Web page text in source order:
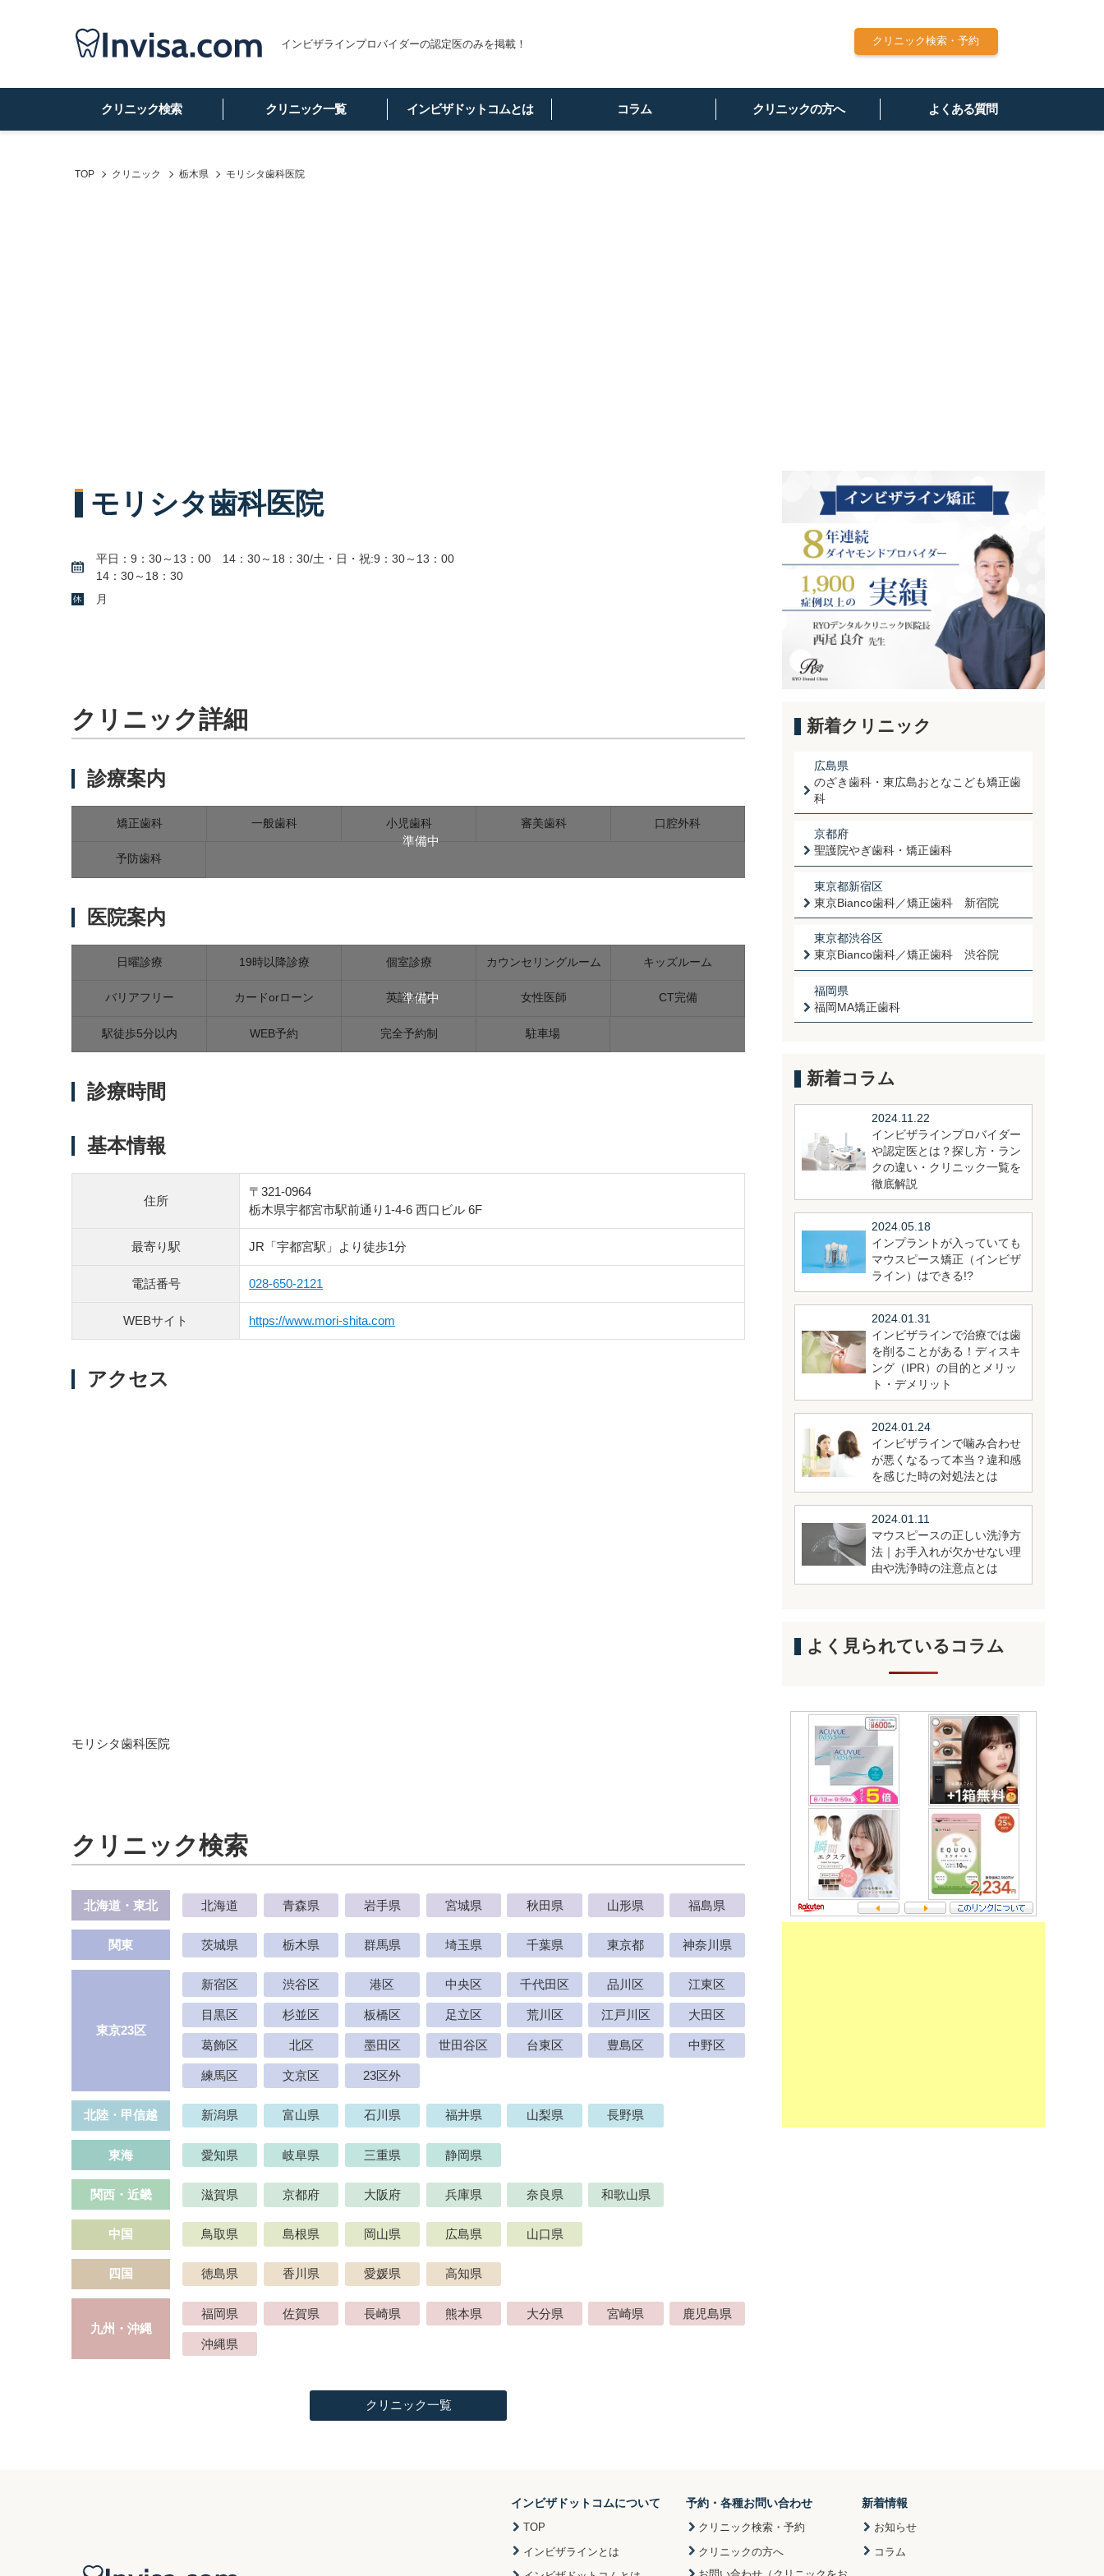
インビザラインプロバイダーの認定医のみを掲載！
クリニック検索 クリニック一覧 インビザドットコムとは コラム クリニックの方へ よくある質問
クリニック検索・予約
TOP クリニック 栃木県 モリシタ歯科医院
モリシタ歯科医院
平日：9：30～13：00 14：30～18：30/土・日・祝:9：30～13：00
14：30～18：30
月
クリニック詳細
診療案内
準備中
矯正歯科 一般歯科 小児歯科 審美歯科 口腔外科
予防歯科
医院案内
準備中
日曜診療 19時以降診療 個室診療 カウンセリングルーム キッズルーム
バリアフリー カードorローン 英語対応 女性医師 CT完備
駅徒歩5分以内 WEB予約 完全予約制 駐車場
診療時間
基本情報
住所
〒321-0964
栃木県宇都宮市駅前通り1-4-6 西口ビル 6F
最寄り駅 JR「宇都宮駅」より徒歩1分
電話番号 028-650-2121
WEBサイト https://www.mori-shita.com
アクセス
モリシタ歯科医院
クリニック検索
北海道・東北 北海道 青森県 岩手県 宮城県 秋田県 山形県 福島県
関東 茨城県 栃木県 群馬県 埼玉県 千葉県 東京都 神奈川県
東京23区
新宿区 渋谷区 港区 中央区 千代田区 品川区 江東区
目黒区 杉並区 板橋区 足立区 荒川区 江戸川区 大田区
葛飾区 北区 墨田区 世田谷区 台東区 豊島区 中野区
練馬区 文京区 23区外
北陸・甲信越 新潟県 富山県 石川県 福井県 山梨県 長野県
東海 愛知県 岐阜県 三重県 静岡県
関西・近畿 滋賀県 京都府 大阪府 兵庫県 奈良県 和歌山県
中国 鳥取県 島根県 岡山県 広島県 山口県
四国 徳島県 香川県 愛媛県 高知県
九州・沖縄
福岡県 佐賀県 長崎県 熊本県 大分県 宮崎県 鹿児島県
沖縄県
クリニック一覧
新着クリニック
広島県
のざき歯科・東広島おとなこども矯正歯
科
京都府
聖護院やぎ歯科・矯正歯科
東京都新宿区
東京Bianco歯科／矯正歯科 新宿院
東京都渋谷区
東京Bianco歯科／矯正歯科 渋谷院
福岡県
福岡MA矯正歯科
新着コラム
2024.11.22
インビザラインプロバイダー
や認定医とは？探し方・ラン
クの違い・クリニック一覧を
徹底解説
2024.05.18
インプラントが入っていても
マウスピース矯正（インビザ
ライン）はできる!?
2024.01.31
インビザラインで治療では歯
を削ることがある！ディスキ
ング（IPR）の目的とメリッ
ト・デメリット
2024.01.24
インビザラインで噛み合わせ
が悪くなるって本当？違和感
を感じた時の対処法とは
2024.01.11
マウスピースの正しい洗浄方
法｜お手入れが欠かせない理
由や洗浄時の注意点とは
よく見られているコラム
インビザドットコムについて
TOP
インビザラインとは
予約・各種お問い合わせ
クリニック検索・予約
クリニックの方へ
新着情報
お知らせ
コラム